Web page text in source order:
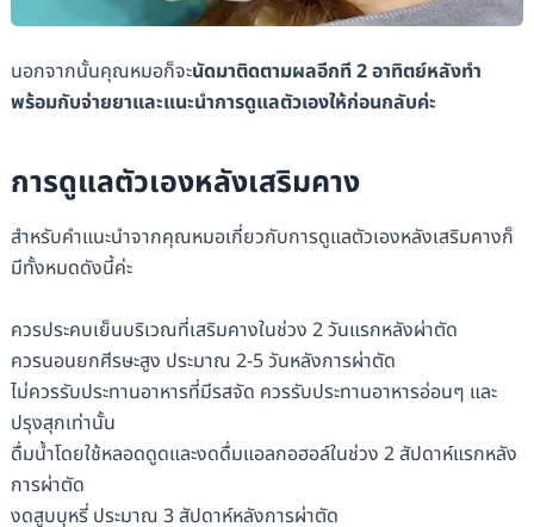
นอกจากนั้นคุณหมอก็จะนัดมาติดตามผลอีกที 2 อาทิตย์หลังทำ
พร้อมกับจ่ายยาและแนะนำการดูแลตัวเองให้ก่อนกลับค่ะ
การดูแลตัวเองหลังเสริมคาง
สำหรับคำแนะนำจากคุณหมอเกี่ยวกับการดูแลตัวเองหลังเสริมคางก็
มีทั้งหมดดังนี้ค่ะ
ควรประคบเย็นบริเวณที่เสริมคางในช่วง 2 วันแรกหลังผ่าตัด
ควรนอนยกศีรษะสูง ประมาณ 2-5 วันหลังการผ่าตัด
ไม่ควรรับประทานอาหารที่มีรสจัด ควรรับประทานอาหารอ่อนๆ และ
ปรุงสุกเท่านั้น
ดื่มน้ำโดยใช้หลอดดูดและงดดื่มแอลกอฮอล์ในช่วง 2 สัปดาห์แรกหลัง
การผ่าตัด
งดสูบบุหรี่ ประมาณ 3 สัปดาห์หลังการผ่าตัด